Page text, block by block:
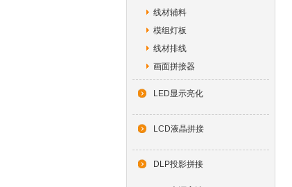
线材辅料
模组灯板
线材排线
画面拼接器
LED显示亮化
LCD液晶拼接
DLP投影拼接